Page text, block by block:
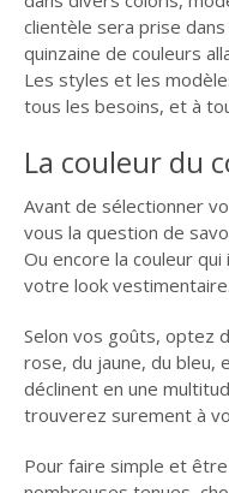
clientèle sera prise
quinzaine de couleurs
Les styles et les
tous les besoins, et à
La couleur du
Avant de sélectionner
vous la question de
Ou encore la couleur
votre look vestimentaire.
Selon vos goûts, optez
rose, du jaune, du bleu,
déclinent en une
trouverez surement à
Pour faire simple et